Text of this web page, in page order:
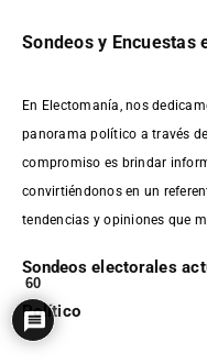
Sondeos y Encuestas
En Electomanía, nos
panorama político a través
compromiso es brindar
convirtiéndonos en un
tendencias y opiniones que
Sondeos electorales
Político
60